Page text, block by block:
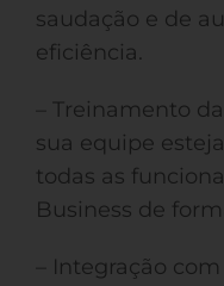
saudação e de
eficiência.
– Treinamento
sua equipe
todas as
Business de
– Integração